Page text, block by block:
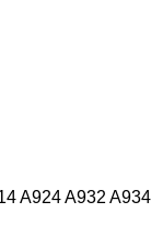
A924A932 A934